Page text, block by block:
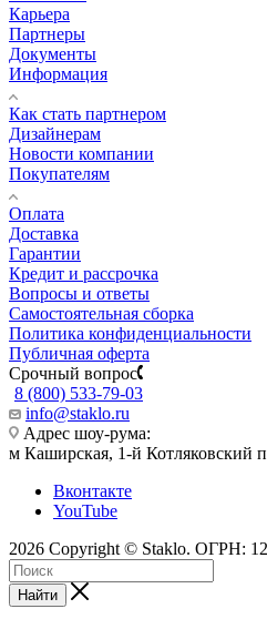
Карьера
Партнеры
Документы
Информация
Как стать партнером
Дизайнерам
Новости компании
Покупателям
Оплата
Доставка
Гарантии
Кредит и рассрочка
Вопросы и ответы
Самостоятельная сборка
Политика конфиденциальности
Публичная оферта
Срочный вопрос
8 (800) 533-79-03
info@staklo.ru
Адрес шоу-рума:
м Каширская, 1-й Котляковский
Вконтакте
YouTube
2026 Copyright © Staklo. ОГРН:
Найти